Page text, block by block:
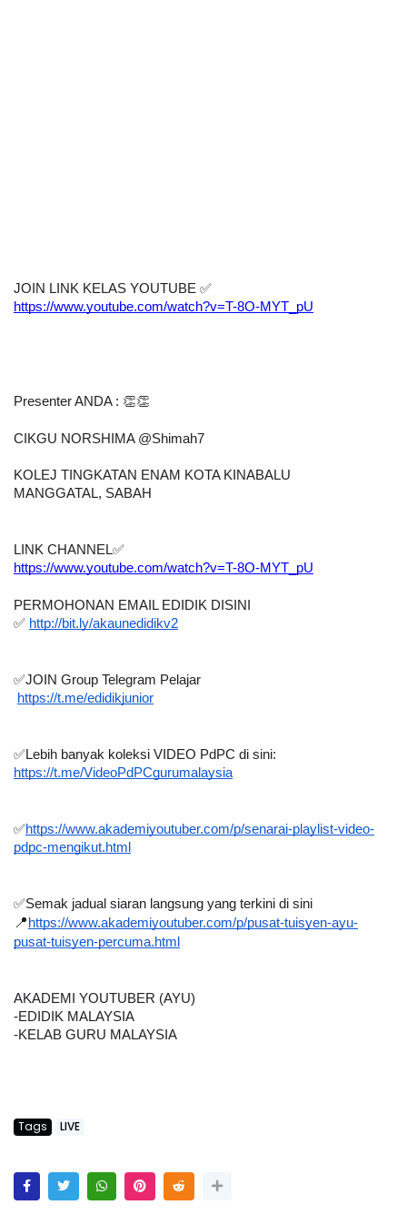
JOIN LINK KELAS YOUTUBE ✅
https://www.youtube.com/watch?v=T-8O-MYT_pU
Presenter ANDA : 👏👏
CIKGU NORSHIMA @Shimah7
KOLEJ TINGKATAN ENAM KOTA KINABALU
MANGGATAL, SABAH
LINK CHANNEL✅
https://www.youtube.com/watch?v=T-8O-MYT_pU
PERMOHONAN EMAIL EDIDIK DISINI
✅ http://bit.ly/akaunedidikv2
✅JOIN Group Telegram Pelajar
https://t.me/edidikjunior
✅Lebih banyak koleksi VIDEO PdPC di sini:
https://t.me/VideoPdPCgurumalaysia
✅https://www.akademiyoutuber.com/p/senarai-playlist-video-
pdpc-mengikut.html
✅Semak jadual siaran langsung yang terkini di sini
📍 https://www.akademiyoutuber.com/p/pusat-tuisyen-ayu-
pusat-tuisyen-percuma.html
AKADEMI YOUTUBER (AYU)
-EDIDIK MALAYSIA
-KELAB GURU MALAYSIA
Tags LIVE